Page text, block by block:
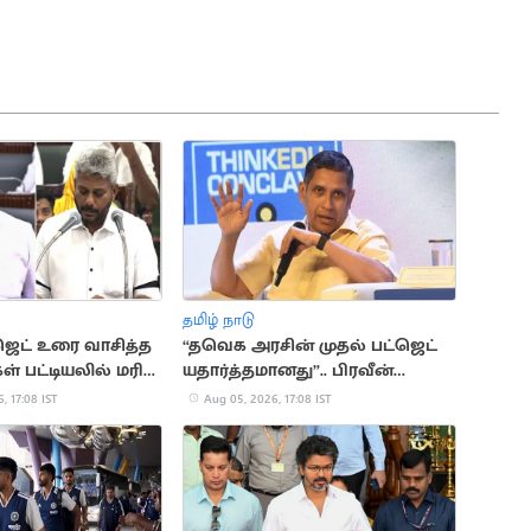
உரை வாசித்த
பட்டியலில் மரிய
17:08 IST
தமிழ் நாடு
“தவெக அரசின் முதல் பட்ஜெட்
யதார்த்தமானது”.. பிரவீன்
சக்ரவர்த்தி கருத்து
Aug 05, 2026, 17:08 IST